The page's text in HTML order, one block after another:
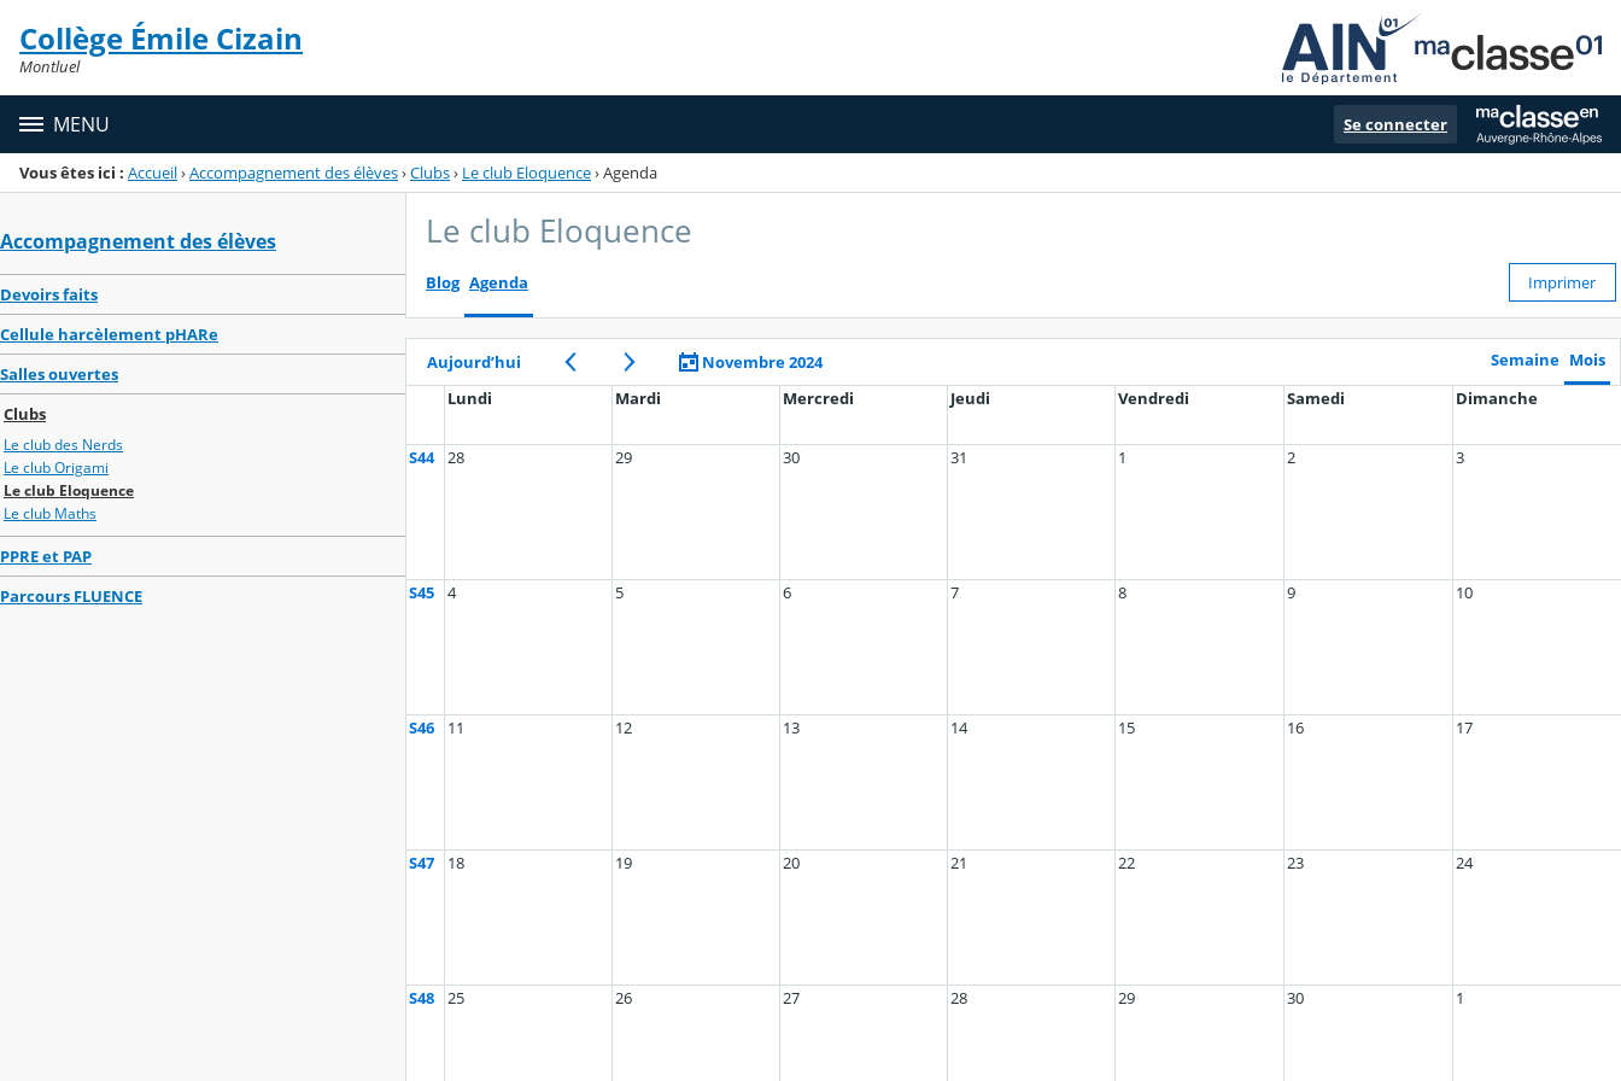
Menu de la rubrique
Contenu
Collège Émile Cizain
Montluel
MENU Se connecter
Vous êtes ici : Accueil›Accompagnement des élèves›Clubs› Le club Eloquence›Agenda
Accompagnement des élèves
Devoirs faits
Cellule harcèlement pHARe
Salles ouvertes
Clubs
Le club des Nerds
Le club Origami
Le club Eloquence
Le club Maths
PPRE et PAP
Parcours FLUENCE
Le club Eloquence
Blog Agenda Imprimer
Aujourd’hui Novembre 2024 Semaine Mois
Lundi
Mardi Mercredi Jeudi Vendredi Samedi Dimanche
S44 28 29 30 31 1 2 3
S45 4 5 6 7 8 9 10
S46 11 12 13 14 15 16 17
S47 18 19 20 21 22 23 24
S48 25 26 27 28 29 30 1